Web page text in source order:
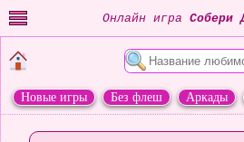
Онлайн игра Собери
Новые игры Без флеш Аркады